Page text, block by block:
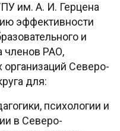
им. А. И. Герцена
эффективности
и
членов РАО,
Северо-
для:
психологии и
в Северо-